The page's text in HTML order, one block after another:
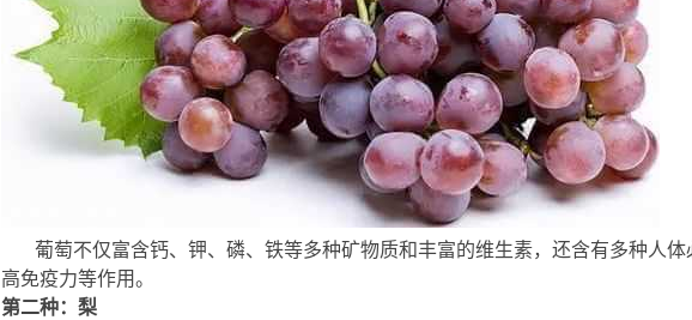
葡萄不仅富含钙、钾、磷、铁等多种矿物质和丰富的维生素，还含有多种人体
高免疫力等作用。
第二种：梨